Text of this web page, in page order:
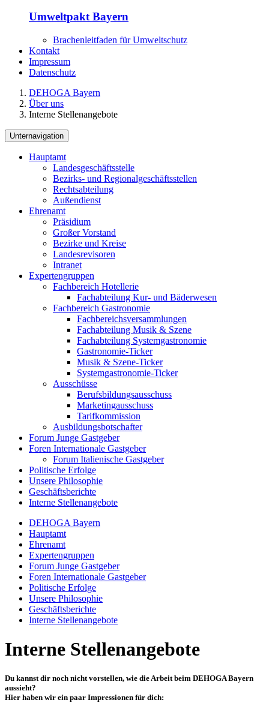
Umweltpakt Bayern
Brachenleitfaden für Umweltschutz
Kontakt
Impressum
Datenschutz
DEHOGA Bayern
Über uns
Interne Stellenangebote
Unternavigation
Hauptamt
Landesgeschäftsstelle
Bezirks- und Regionalgeschäftsstellen
Rechtsabteilung
Außendienst
Ehrenamt
Präsidium
Großer Vorstand
Bezirke und Kreise
Landesrevisoren
Intranet
Expertengruppen
Fachbereich Hotellerie
Fachabteilung Kur- und Bäderwesen
Fachbereich Gastronomie
Fachbereichsversammlungen
Fachabteilung Musik & Szene
Fachabteilung Systemgastronomie
Gastronomie-Ticker
Musik & Szene-Ticker
Systemgastronomie-Ticker
Ausschüsse
Berufsbildungsausschuss
Marketingausschuss
Tarifkommission
Ausbildungsbotschafter
Forum Junge Gastgeber
Foren Internationale Gastgeber
Forum Italienische Gastgeber
Politische Erfolge
Unsere Philosophie
Geschäftsberichte
Interne Stellenangebote
DEHOGA Bayern
Hauptamt
Ehrenamt
Expertengruppen
Forum Junge Gastgeber
Foren Internationale Gastgeber
Politische Erfolge
Unsere Philosophie
Geschäftsberichte
Interne Stellenangebote
Interne Stellenangebote
Du kannst dir noch nicht vorstellen, wie die Arbeit beim DEHOGA Bayern
aussieht?
Hier haben wir ein paar Impressionen für dich: